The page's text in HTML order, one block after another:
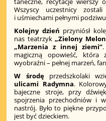
Wszyscy uczestnicy
i uśmiechami pełnymi
Kolejny dzień przyniósł
nas teatrzyk„Zielony
„Marzenia z innej ziemi”
magiczną opowieść,
wyobraźni – pełnej marzeń,
W środęprzedszkolaki
ulicami Radymna.
bajeczne stroje, przy
spojrzenia przechodniów i
nastrój. Było to piękne
jest być dzieckiem.